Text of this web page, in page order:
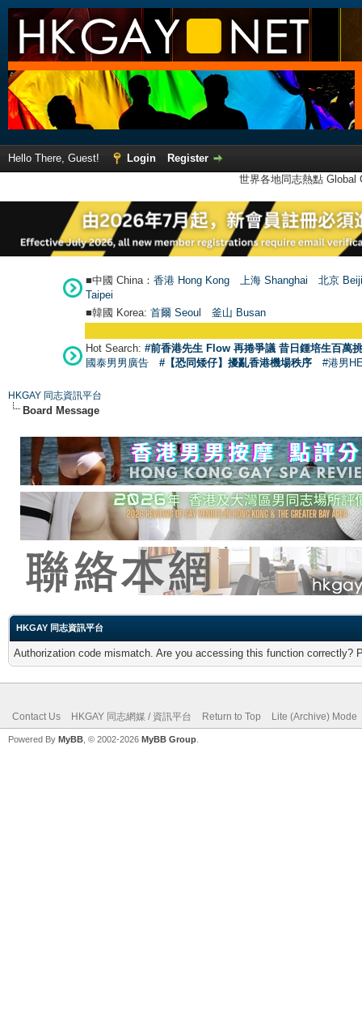
Hello There, Guest! Login
Register
世界各地同志熱點
■中國 China： 香港 Hong Kong 上海 Shanghai
北京
Taipei
■韓國 Korea: 首爾 Seoul 釜山 Busan
Hot Search: #前香港先生 Flow 再捲爭議 昔日鍾培生百萬
國泰男男廣告
#【恐同矮仔】擾亂香港機場秩序 #港男
HKGAY 同志資訊平台
Board Message
HKGAY 同志資訊平台
Authorization code mismatch. Are you accessing this function correctly?
Contact Us HKGAY 同志網媒 / 資訊平台 Return to Top Lite (Archive) Mode
Powered By MyBB , © 2002-2026 MyBB Group